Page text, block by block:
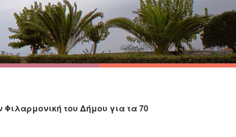
του Δήμου για τα 70